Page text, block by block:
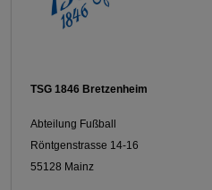
TSG 1846 Bretzenheim
Abteilung Fußball
Röntgenstrasse 14-16
55128 Mainz